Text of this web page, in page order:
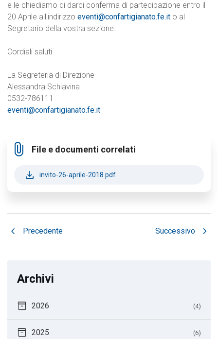
e le chiediamo di darci conferma di partecipazione entro il
20 Aprile all'indirizzo eventi@confartigianato.fe.it o al
Segretario della vostra sezione.
Cordiali saluti
La Segreteria di Direzione
Alessandra Schiavina
0532-786111
eventi@confartigianato.fe.it
attach_file File e documenti correlati
file_download invito-26-aprile-2018.pdf
chevron_left Precedente Successivo chevron_right
Archivi
inventory_2 2026 (4)
inventory_2 2025 (6)